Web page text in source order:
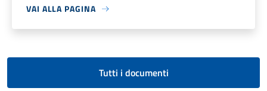
VAI ALLA PAGINA
Tutti i documenti